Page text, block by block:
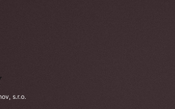
s.r.o.